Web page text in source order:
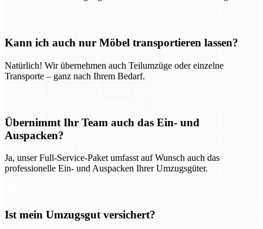
Kann ich auch nur Möbel transportieren lassen?
Natürlich! Wir übernehmen auch Teilumzüge oder einzelne
Transporte – ganz nach Ihrem Bedarf.
Übernimmt Ihr Team auch das Ein- und
Auspacken?
Ja, unser Full-Service-Paket umfasst auf Wunsch auch das
professionelle Ein- und Auspacken Ihrer Umzugsgüter.
Ist mein Umzugsgut versichert?